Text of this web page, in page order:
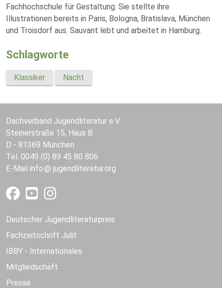
Fachhochschule für Gestaltung. Sie stellte ihre
Illustrationen bereits in Paris, Bologna, Bratislava, München
und Troisdorf aus. Sauvant lebt und arbeitet in Hamburg.
Schlagworte
Klassiker Nacht
Dachverband Jugendliteratur e.V.
Steinerstraße 15, Haus B
D - 81369 München
Tel. 0049 (0) 89 45 80 806
E-Mail info jugendliteratur.org
Deutscher Jugendliteraturpreis
Fachzeitschrift Julit
IBBY - Internationales
Mitgliedschaft
Presse